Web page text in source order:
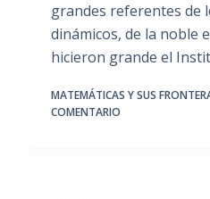
grandes referentes de
dinámicos, de la noble
hicieron grande el
MATEMÁTICAS Y SUS
COMENTARIO